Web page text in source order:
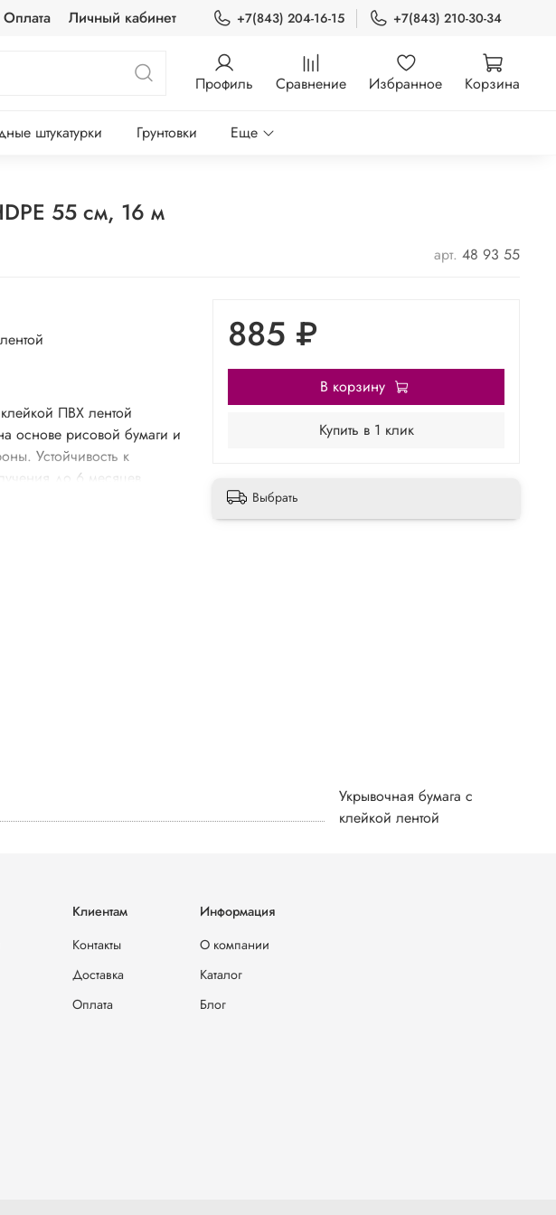
Оплата Личный кабинет +7(843) 204-16-15 +7(843) 210-30-34
Профиль Сравнение Избранное Корзина
штукатурки Грунтовки Еще
55 см, 16 м
арт. 48 93 55
ПВХ лентой
основе рисовой бумаги и
Устойчивость к
до 6 месяцев
и фасадных
885 ₽
В корзину
Купить в 1 клик
Выбрать
Укрывочная бумага с
клейкой лентой
Клиентам
Контакты
Доставка
Оплата
Информация
О компании
Каталог
Блог